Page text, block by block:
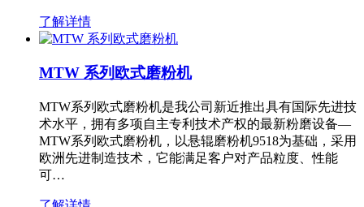
了解详情
MTW 系列欧式磨粉机
MTW系列欧式磨粉机是我公司新近推出具有国际先进技
术水平，拥有多项自主专利技术产权的最新粉磨设备—
MTW系列欧式磨粉机，以悬辊磨粉机9518为基础，采用
欧洲先进制造技术，它能满足客户对产品粒度、性能
可…